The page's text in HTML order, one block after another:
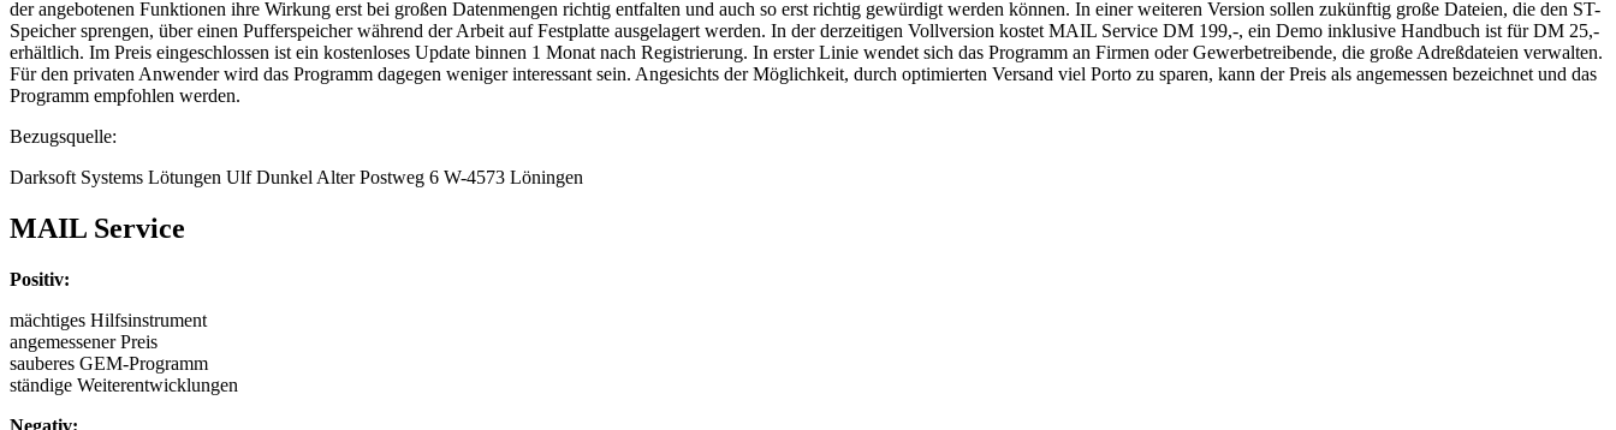
der angebotenen Funktionen ihre Wirkung erst bei großen Datenmengen richtig entfalten und auch so erst richtig gewürdigt werden können. In einer weiteren Version sollen zukünftig große Dateien, die den ST-
Speicher sprengen, über einen Pufferspeicher während der Arbeit auf Festplatte ausgelagert werden. In der derzeitigen Vollversion kostet MAIL Service DM 199,-, ein Demo inklusive Handbuch ist für DM 25,-
erhältlich. Im Preis eingeschlossen ist ein kostenloses Update binnen 1 Monat nach Registrierung. In erster Linie wendet sich das Programm an Firmen oder Gewerbetreibende, die große Adreßdateien verwalten.
Für den privaten Anwender wird das Programm dagegen weniger interessant sein. Angesichts der Möglichkeit, durch optimierten Versand viel Porto zu sparen, kann der Preis als angemessen bezeichnet und das
Programm empfohlen werden.
Bezugsquelle:
Darksoft Systems Lötungen Ulf Dunkel Alter Postweg 6 W-4573 Löningen
MAIL Service
Positiv:
mächtiges Hilfsinstrument
angemessener Preis
sauberes GEM-Programm
ständige Weiterentwicklungen
Negativ: